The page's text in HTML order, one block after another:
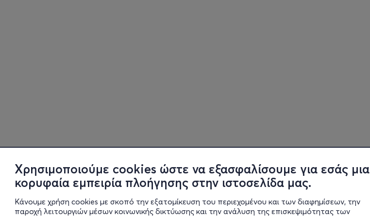
Χρησιμοποιούμε cookies ώστε να εξασφαλίσουμε για εσάς μια
κορυφαία εμπειρία πλοήγησης στην ιστοσελίδα μας.
Κάνουμε χρήση cookies με σκοπό την εξατομίκευση του περιεχομένου και των διαφημίσεων, την
παροχή λειτουργιών μέσων κοινωνικής δικτύωσης και την ανάλυση της επισκεψιμότητας των